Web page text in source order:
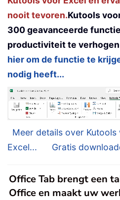
nooit tevoren.Kutools
300 geavanceerde
productiviteit te
hier om de functie te
nodig heeft...
Meer details over Kutools
Excel...
Gratis
Office Tab brengt een
Office en maakt uw